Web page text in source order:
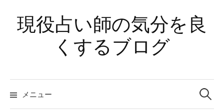
ン
テ
キ
現役占い師の気分を良
くするブログ
メニュー
検
索: